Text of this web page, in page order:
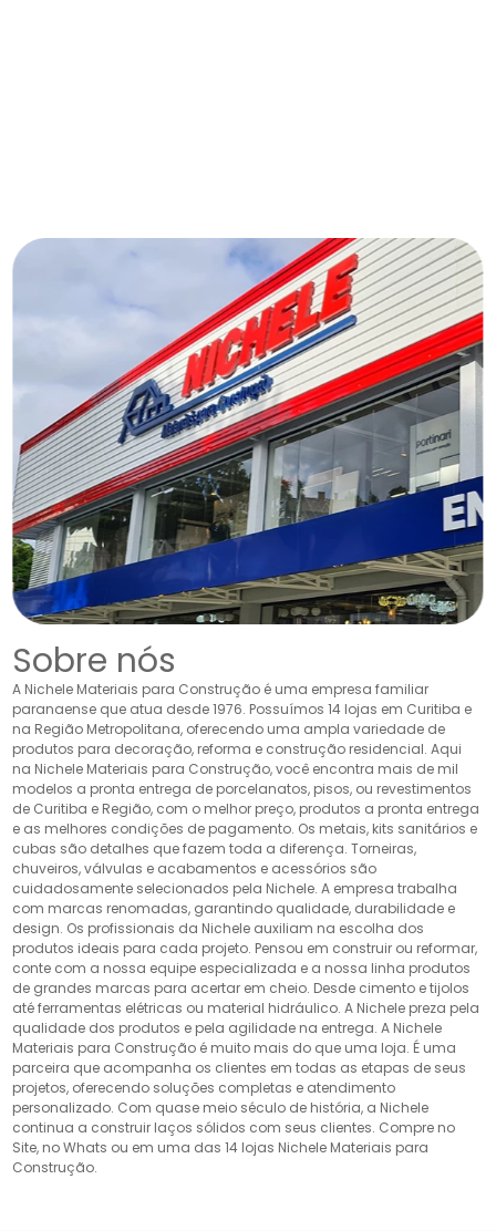
Sobre nós
A Nichele Materiais para Construção é uma empresa familiar
paranaense que atua desde 1976. Possuímos 14 lojas em Curitiba e
na Região Metropolitana, oferecendo uma ampla variedade de
produtos para decoração, reforma e construção residencial. Aqui
na Nichele Materiais para Construção, você encontra mais de mil
modelos a pronta entrega de porcelanatos, pisos, ou revestimentos
de Curitiba e Região, com o melhor preço, produtos a pronta entrega
e as melhores condições de pagamento. Os metais, kits sanitários e
cubas são detalhes que fazem toda a diferença. Torneiras,
chuveiros, válvulas e acabamentos e acessórios são
cuidadosamente selecionados pela Nichele. A empresa trabalha
com marcas renomadas, garantindo qualidade, durabilidade e
design. Os profissionais da Nichele auxiliam na escolha dos
produtos ideais para cada projeto. Pensou em construir ou reformar,
conte com a nossa equipe especializada e a nossa linha produtos
de grandes marcas para acertar em cheio. Desde cimento e tijolos
até ferramentas elétricas ou material hidráulico. A Nichele preza pela
qualidade dos produtos e pela agilidade na entrega. A Nichele
Materiais para Construção é muito mais do que uma loja. É uma
parceira que acompanha os clientes em todas as etapas de seus
projetos, oferecendo soluções completas e atendimento
personalizado. Com quase meio século de história, a Nichele
continua a construir laços sólidos com seus clientes. Compre no
Site, no Whats ou em uma das 14 lojas Nichele Materiais para
Construção.